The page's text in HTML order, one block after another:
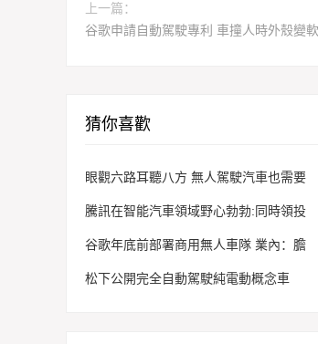
上一篇：
谷歌申請自動駕駛專利 車撞人時外殼變
猜你喜歡
眼觀六路耳聽八方 無人駕駛汽車也需要
騰訊在智能汽車領域野心勃勃:同時領投
谷歌年底前部署商用無人車隊 業內：膽
松下公開完全自動駕駛純電動概念車